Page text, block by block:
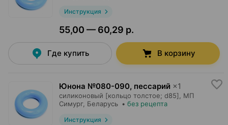
Инструкция
55,00 — 60,29 р.
Где купить В корзину
Юнона №080-090, пессарий ×1
силиконовый [кольцо толстое; d85],
МП
Симург, Беларусь • без рецепта
Инструкция